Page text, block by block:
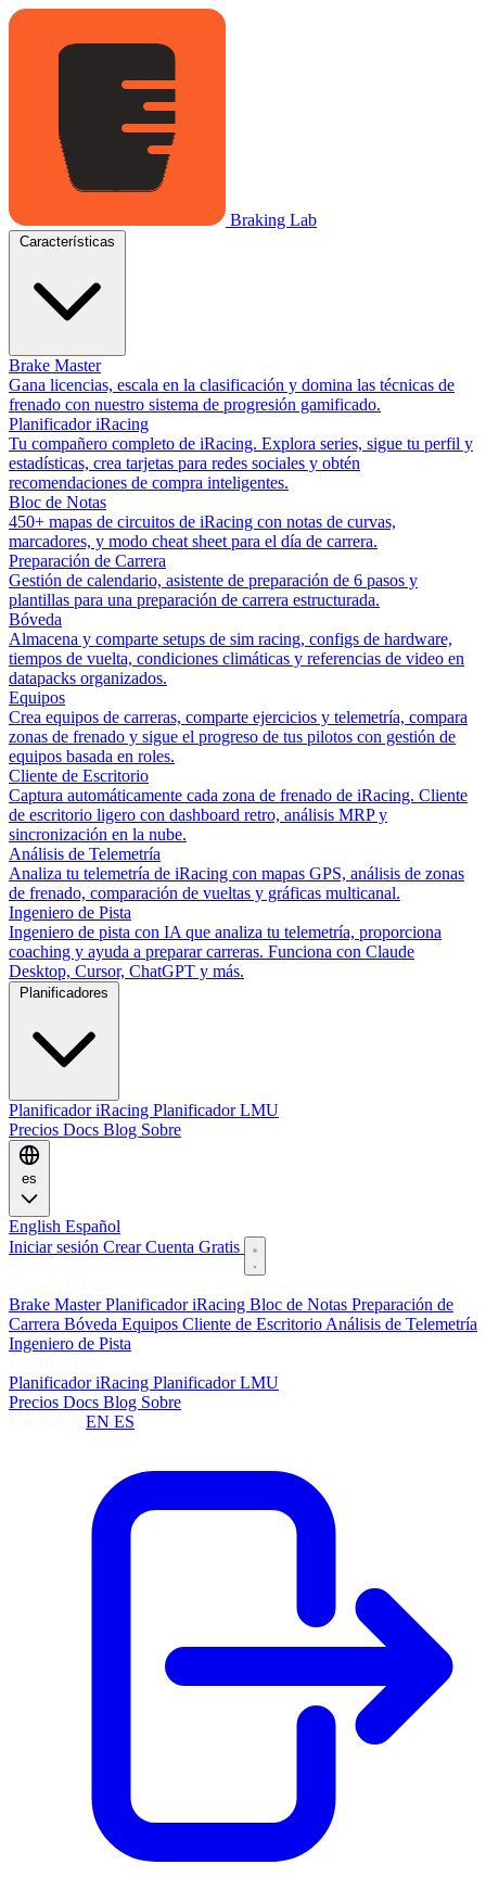
Braking Lab
Brake Master
Gana licencias, escala en la clasificación y domina las técnicas de
frenado con nuestro sistema de progresión gamificado.
Planificador iRacing
Tu compañero completo de iRacing. Explora series, sigue tu perfil y
estadísticas, crea tarjetas para redes sociales y obtén
recomendaciones de compra inteligentes.
Bloc de Notas
450+ mapas de circuitos de iRacing con notas de curvas,
marcadores, y modo cheat sheet para el día de carrera.
Preparación de Carrera
Gestión de calendario, asistente de preparación de 6 pasos y
plantillas para una preparación de carrera estructurada.
Bóveda
Almacena y comparte setups de sim racing, configs de hardware,
tiempos de vuelta, condiciones climáticas y referencias de video en
datapacks organizados.
Equipos
Crea equipos de carreras, comparte ejercicios y telemetría, compara
zonas de frenado y sigue el progreso de tus pilotos con gestión de
equipos basada en roles.
Cliente de Escritorio
Captura automáticamente cada zona de frenado de iRacing. Cliente
de escritorio ligero con dashboard retro, análisis MRP y
sincronización en la nube.
Análisis de Telemetría
Analiza tu telemetría de iRacing con mapas GPS, análisis de zonas
de frenado, comparación de vueltas y gráficas multicanal.
Ingeniero de Pista
Ingeniero de pista con IA que analiza tu telemetría, proporciona
coaching y ayuda a preparar carreras. Funciona con Claude
Desktop, Cursor, ChatGPT y más.
Planificador iRacing Planificador LMU
Precios Docs Blog Sobre
es
English Español
Iniciar sesión Crear Cuenta Gratis
Brake MasterPlanificador iRacing Bloc de Notas Preparación de
Carrera Bóveda Equipos Cliente de Escritorio Análisis de Telemetría
Ingeniero de Pista
Planificador iRacing Planificador LMU
Precios Docs Blog Sobre
EN ES